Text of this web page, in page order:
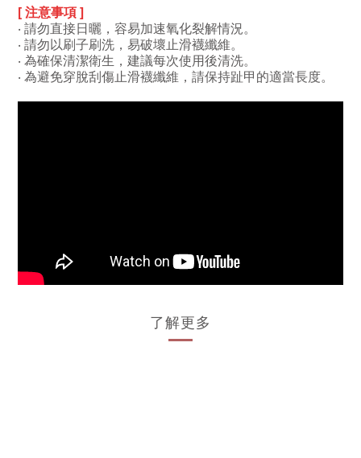
[ 注意事項 ]
‧ 請勿直接日曬，容易加速氧化裂解情況。
‧ 請勿以刷子刷洗，易破壞止滑襪纖維。
‧ 為確保清潔衛生，建議每次使用後清洗。
‧ 為避免穿脫刮傷止滑襪纖維 ，請保持趾甲的適當長度。
了解更多